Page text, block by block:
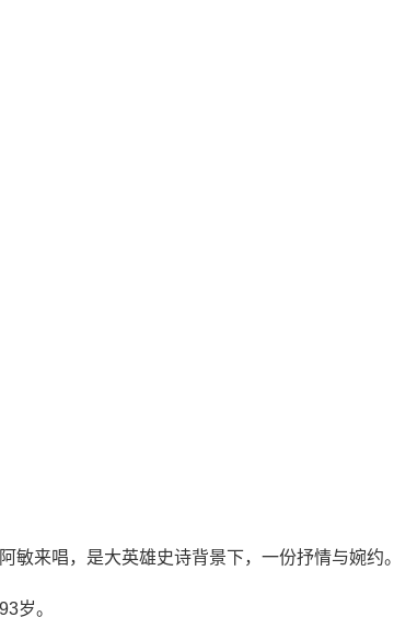
敏来唱，是大英雄史诗背景下，一份抒情与婉约。
岁。